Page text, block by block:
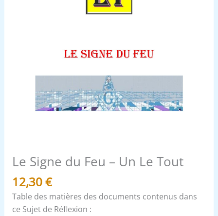
Le Signe du Feu – Un Le Tout
12,30€
Table des matières des documents contenus dans
ce Sujet de Réflexion :